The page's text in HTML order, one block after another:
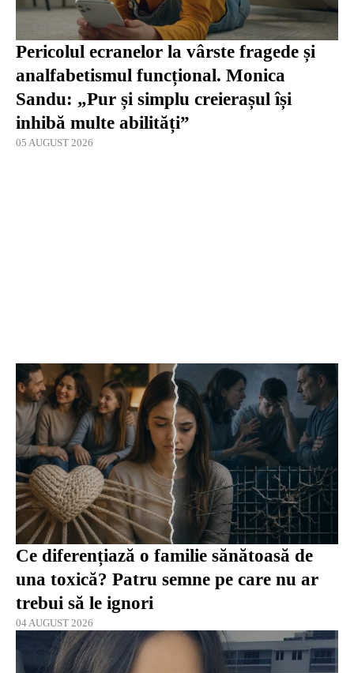
Pericolul ecranelor la vârste fragede și
analfabetismul funcțional. Monica
Sandu: „Pur și simplu creierașul își
inhibă multe abilități”
05 AUGUST 2026
Ce diferențiază o familie sănătoasă de
una toxică? Patru semne pe care nu ar
trebui să le ignori
04 AUGUST 2026